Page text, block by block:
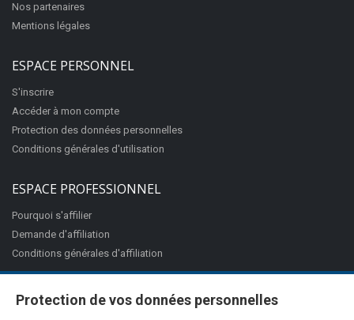
Protection de vos données personnelles
Nos partenaires
Mentions légales
ESPACE PERSONNEL
S'inscrire
Accéder à mon compte
Protection des données personnelles
Conditions générales d'utilisation
ESPACE PROFESSIONNEL
Pourquoi s'affilier
Demande d'affiliation
Conditions générales d'affiliation